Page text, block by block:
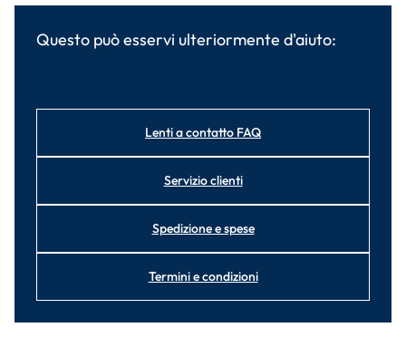
Questo può esservi ulteriormente d'aiuto:
Lenti a contatto FAQ
Servizio clienti
Spedizione e spese
Termini e condizioni